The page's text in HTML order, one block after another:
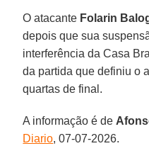
O atacante Folarin
depois que sua
interferência da Casa
da partida que definiu o
quartas de final.
A informação é de
Diario, 07-07-2026.